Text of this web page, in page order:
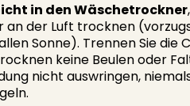
in den Wäschetrockner
der Luft trocknen
Sonne). Trennen Sie die
keine Beulen oder
nicht auswringen,